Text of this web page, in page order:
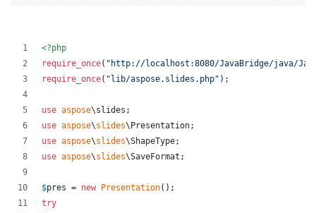
<?php
require_once( " http://localhost:8080/JavaBridge/java/
require_once( " lib/aspose.slides.php" );
use aspose\slides ;
use aspose\slides\ Presentation;
use aspose\slides\ShapeType;
use aspose\slides\SaveFormat ;
$pres = new Presentation();
try